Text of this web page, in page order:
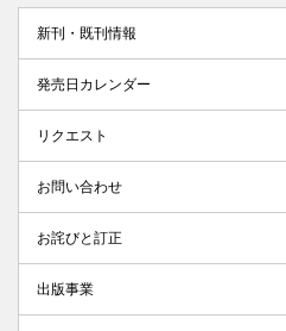
新刊・既刊情報
発売日カレンダー
リクエスト
お問い合わせ
お詫びと訂正
出版事業